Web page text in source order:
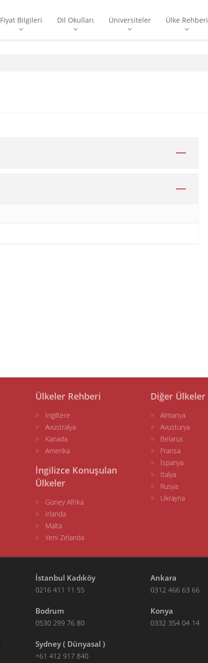
Fiyat Bilgileri Dil Okulları Üniversiteler Ülke Rehberi
Ülkeler Rehberi
İngiltere
Avustralya
Kanada
Amerika
İngilizce Konuşulan
Ülkeler
Güney Afrika
İrlanda
Malta
Yeni Zelanda
Diğer Ülkeler
Almanya
Avusturya
Belarus
Fransa
İspanya
İtalya
Rusya
Ukrayna
İstanbul Kadıköy
0216 411 11 55
Ankara
0312 466 63 66
Bodrum
0530 299 76 80
Konya
0332 354 04 14
Sydney ( Dünyasal )
+61 412 917 840